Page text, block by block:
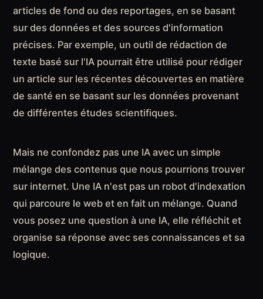
articles de fond ou des reportages, en se basant
sur des données et des sources d'information
précises. Par exemple, un outil de rédaction de
texte basé sur l'IA pourrait être utilisé pour rédiger
un article sur les récentes découvertes en matière
de santé en se basant sur les données provenant
de différentes études scientifiques.
Mais ne confondez pas une IA avec un simple
mélange des contenus que nous pourrions trouver
sur internet. Une IA n'est pas un robot d'indexation
qui parcoure le web et en fait un mélange. Quand
vous posez une question à une IA, elle réfléchit et
organise sa réponse avec ses connaissances et sa
logique.